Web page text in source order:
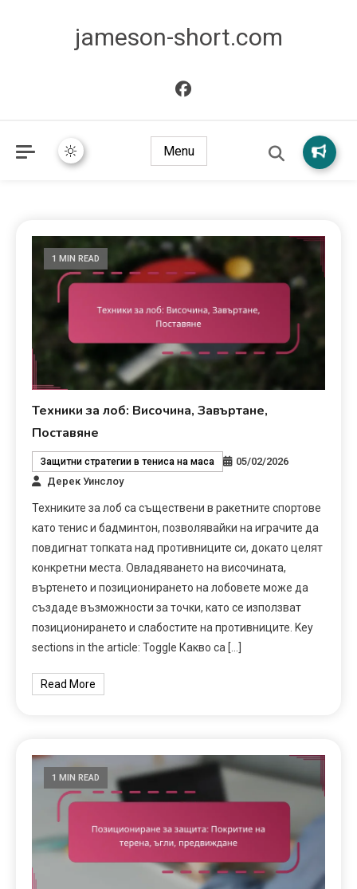
jameson-short.com
Menu
1 MIN READ
Техники за лоб: Височина, Завъртане,
Поставяне
Защитни стратегии в тениса на маса
05/02/2026
Дерек Уинслоу
Техниките за лоб са съществени в ракетните спортове
като тенис и бадминтон, позволявайки на играчите да
повдигнат топката над противниците си, докато целят
конкретни места. Овладяването на височината,
въртенето и позиционирането на лобовете може да
създаде възможности за точки, като се използват
позиционирането и слабостите на противниците. Key
sections in the article: Toggle Какво са […]
Read More
1 MIN READ